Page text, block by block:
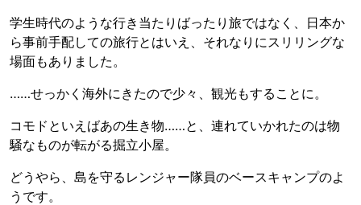
学生時代のような行き当たりばったり旅ではなく、日本か
ら事前手配しての旅行とはいえ、それなりにスリリングな
場面もありました。
……せっかく海外にきたので少々、観光もすることに。
コモドといえばあの生き物……と、連れていかれたのは物
騒なものが転がる掘立小屋。
どうやら、島を守るレンジャー隊員のベースキャンプのよ
うです。